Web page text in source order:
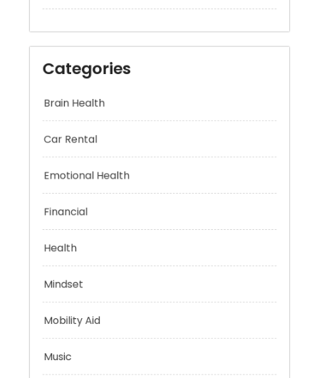
Categories
Car Rental
Emotional Health
Health
Mindset
Mobility Aid